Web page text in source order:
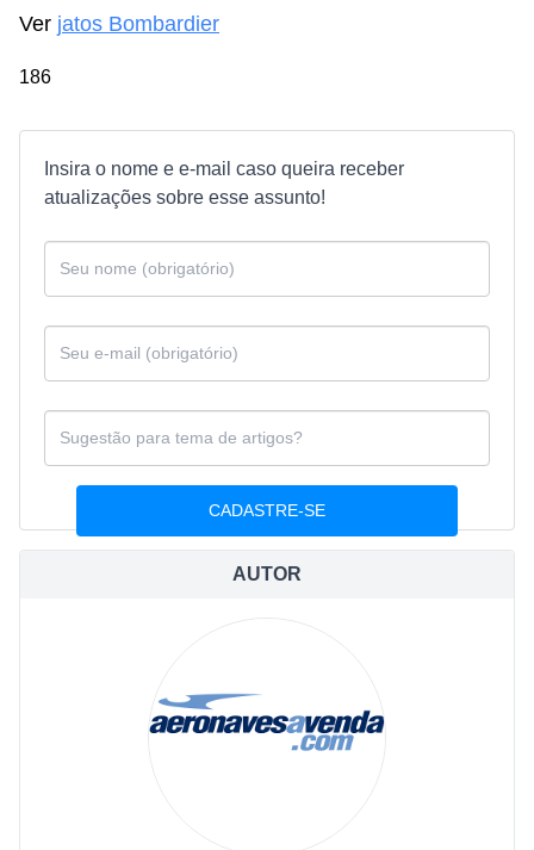
Ver jatos Bombardier
186
Insira o nome e e-mail caso queira receber
atualizações sobre esse assunto!
AUTOR